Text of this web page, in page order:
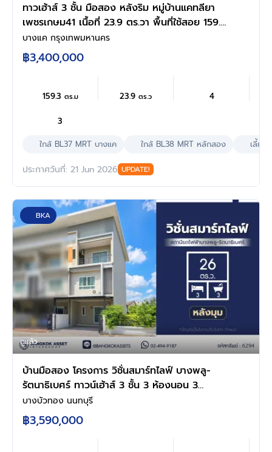
ทาวเฮ้าส์ 3 ชั้น มือสอง หลังริม หมู่บ้านแคทลียา
เพชรเกษม41 เนื้อที่ 23.9 ตร.วา พื้นที่ใช้สอย 159.3
ตร.ม 4ห้องนอน 3ห้องน้ำ 1ที่จอดรถ บนทำเล
ศักยภาพ ถนนเพชรเกษม ใกล้เดอะมอลล์ บางแค
และ ซีคอนสแควร์
บางแค กรุงเทพมหานคร
฿3,400,000
159.3 ตร.ม 23.9ตร.ว 4
3
ใกล้ BL37 MRT บางแค
ใกล้ BL38 MRT หลักสอง เลี้ยง
ประกาศวันที่: 21 Jun 2026 UPDATE!
BKA
ดูแล้ว
บ้านมือสอง โครงการ วิชั่นสมาร์ทไลฟ์ บางพลู-
รัตนาธิเบศร์ ทาวน์เฮ้าส์ 3 ชั้น 3 ห้องนอน 3
ห้องน้ำ ทำเลบางบัวทอง นนทบุรี ติดสถานีรถไฟฟ้า
สายสีม่วง บางพลู ใกล้เซ็นทรัล เวสต์เกต พร้อม
เข้าอยู่
บางบัวทอง นนทบุรี
฿3,590,000